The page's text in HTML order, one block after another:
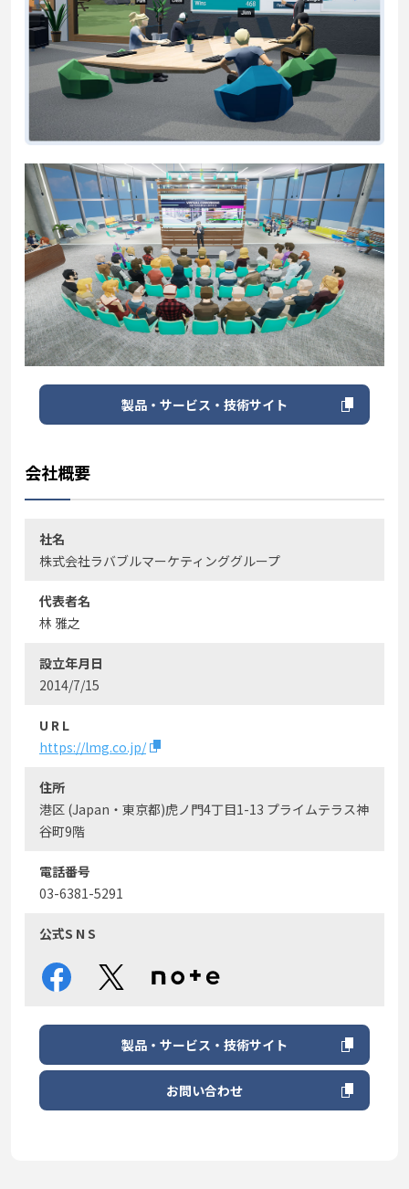
製品・サービス・技術サイト
会社概要
社名
株式会社ラバブルマーケティンググループ
代表者名
林 雅之
設立年月日
2014/7/15
U R L
https://lmg.co.jp/
住所
港区 (Japan・東京都)虎ノ門4丁目1-13 プライムテラス神
谷町9階
電話番号
03-6381-5291
公式S N S
製品・サービス・技術サイト
お問い合わせ